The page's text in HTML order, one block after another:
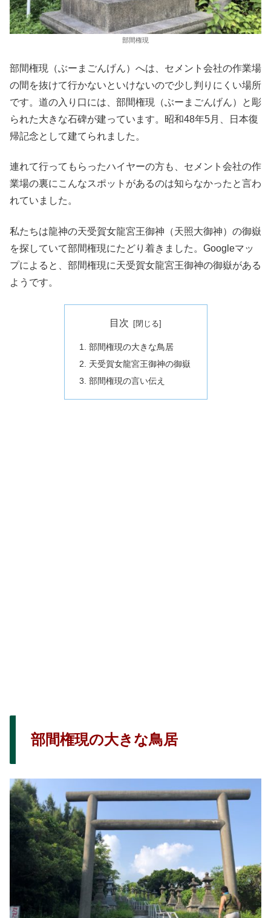
部間権現
部間権現（ぶーまごんげん）へは、セメント会社の作業場
の間を抜けて行かないといけないので少し判りにくい場所
です。道の入り口には、部間権現（ぶーまごんげん）と彫
られた大きな石碑が建っています。昭和48年5月、日本復
帰記念として建てられました。
連れて行ってもらったハイヤーの方も、セメント会社の作
業場の裏にこんなスポットがあるのは知らなかったと言わ
れていました。
私たちは龍神の天受賀女龍宮王御神（天照大御神）の御嶽
を探していて部間権現にたどり着きました。Googleマッ
プによると、部間権現に天受賀女龍宮王御神の御嶽がある
ようです。
目次
部間権現の大きな鳥居
天受賀女龍宮王御神の御嶽
部間権現の言い伝え
部間権現の大きな鳥居